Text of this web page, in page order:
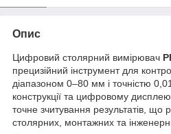
Опис
Цифровий столярний вимірювач
прецизійний інструмент для
діапазоном 0–80 мм і точністю
конструкції та цифровому
точне зчитування результатів, що
столярних, монтажних та